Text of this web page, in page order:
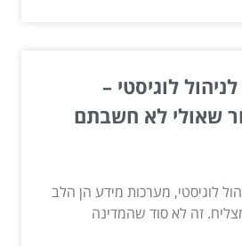
לוגיסטי –
שאולי לא חשבתם
לוגיסטי, מערכות מידע הן הלב
זה לא סוד שהמדינה